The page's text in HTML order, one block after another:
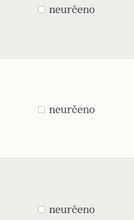
neurčeno
neurčeno
neurčeno